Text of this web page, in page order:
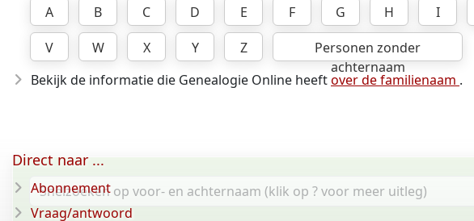
A
B C D E F G H I
V
W X Y Z
Personen zonder
achternaam
Bekijk de informatie die Genealogie Online heeftover de familienaam .
Direct naar ...
Abonnement
Vraag/antwoord